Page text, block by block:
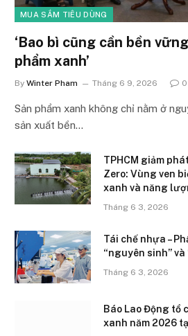
MUA SẮM TIÊU DÙNG
‘Bao bì cũng cần bền
phẩm xanh’
By Winter Pham Tháng 6 9, 2026 0
Sản phẩm xanh không chỉ nằm ở
sản xuất bền…
TPHCM giảm
Zero: Vùng ven
xanh và năng
Tháng 6 3, 2026
Tái chế nhựa –
“nguyên sinh” và
Tháng 6 3, 2026
Báo Lao Động tổ
xanh năm 2026